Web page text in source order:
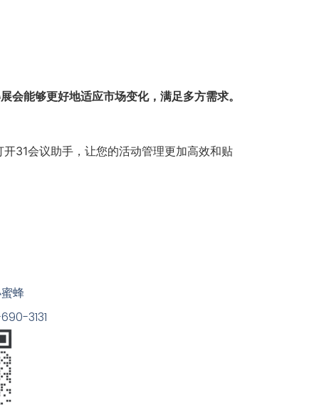
能够更好地适应市场变化，满足多方需求。
31会议助手，让您的活动管理更加高效和贴
蜂
3131